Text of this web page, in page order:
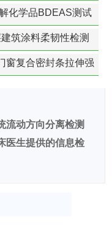
化学品BDEAS测试
筑涂料柔韧性检测
窗复合密封条拉伸强
流动方向分离检测
医生提供的信息检